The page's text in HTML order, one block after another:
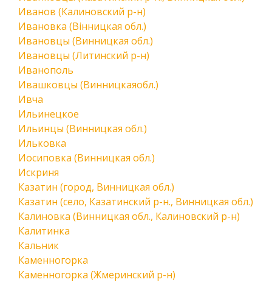
Иванов (Калиновский р-н)
Ивановка (Вінницкая обл.)
Ивановцы (Винницкая обл.)
Ивановцы (Литинский р-н)
Иванополь
Ивашковцы (Винницкаяобл.)
Ивча
Ильинецкое
Ильинцы (Винницкая обл.)
Ильковка
Иосиповка (Винницкая обл.)
Искриня
Казатин (город, Винницкая обл.)
Казатин (село, Казатинский р-н., Винницкая обл.)
Калиновка (Винницкая обл., Калиновский р-н)
Калитинка
Кальник
Каменногорка
Каменногорка (Жмеринский р-н)